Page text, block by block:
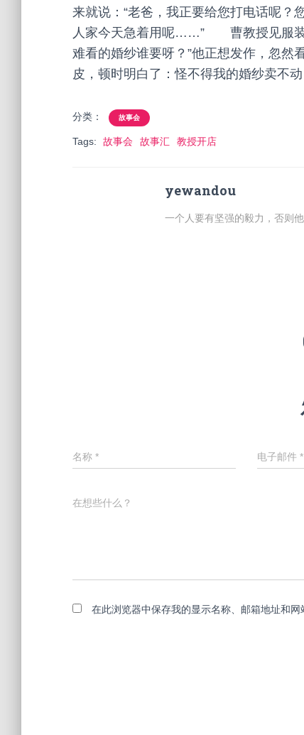
来就说：“老爸，我正要给您打电话呢？
人家今天急着用呢……” 曹教授见服装
难看的婚纱谁要呀？”他正想发作，忽然
皮，顿时明白了：怪不得我的婚纱卖不
分类： 故事会
Tags: 故事会 故事汇 教授开店
yewandou
一个人要有坚强的毅力，否则
名称 * 电子邮件 *
在想些什么？
在此浏览器中保存我的显示名称、邮箱地址和网